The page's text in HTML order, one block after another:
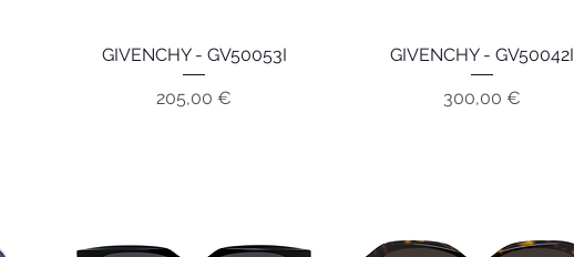
Aperçu rapide
GIVENCHY - GV50053I
Prix
205,00 €
Aperçu rapide
GIVENCHY - GV50042I
Prix
300,00 €